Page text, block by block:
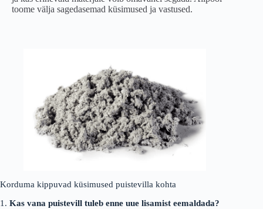
toome välja sagedasemad küsimused ja vastused.
Korduma kippuvad küsimused puistevilla kohta
1. Kas vana puistevill tuleb enne uue lisamist eemaldada?